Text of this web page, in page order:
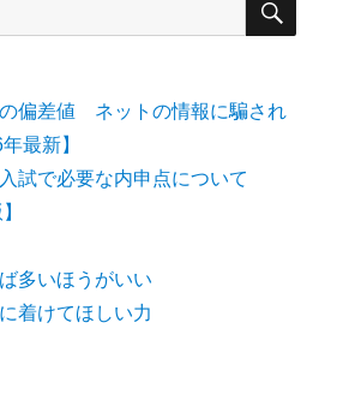
偏差値 ネットの情報に騙され
最新】
試で必要な内申点について
多いほうがいい
着けてほしい力